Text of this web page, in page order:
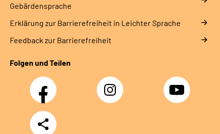
Gebärdensprache
Erklärung zur Barrierefreiheit in Leichter Sprache
Feedback zur Barrierefreiheit
Folgen und Teilen
Facebook Instagram YouTube
Teilen